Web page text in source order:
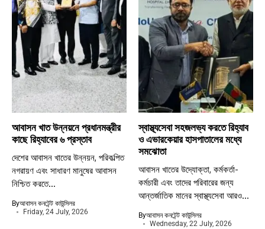
আবাসন খাত উন্নয়নে প্রধানমন্ত্রীর
কাছে রিহ্যাবের ৬ প্রস্তাব
দেশের আবাসন খাতের উন্নয়ন, পরিকল্পিত
নগরায়ণ এবং সাধারণ মানুষের আবাসন
নিশ্চিত করতে...
Byআবাসন কনটেন্ট কাউন্সিলর
Friday, 24 July, 2026
স্বাস্থ্যসেবা সহজলভ্য করতে রিহ্যাব
ও এভারকেয়ার হাসপাতালের মধ্যে
সমঝোতা
আবাসন খাতের উদ্যোক্তা, কর্মকর্তা-
কর্মচারী এবং তাদের পরিবারের জন্য
আন্তর্জাতিক মানের স্বাস্থ্যসেবা আরও...
Byআবাসন কনটেন্ট কাউন্সিলর
Wednesday, 22 July, 2026